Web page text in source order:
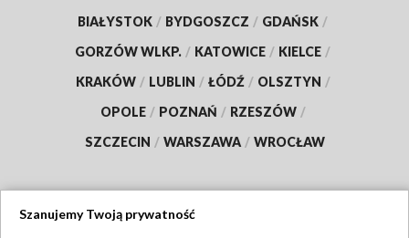
BIAŁYSTOK / BYDGOSZCZ / GDAŃSK /
GORZÓW WLKP. / KATOWICE / KIELCE /
KRAKÓW / LUBLIN / ŁÓDŹ / OLSZTYN /
OPOLE / POZNAŃ / RZESZÓW /
SZCZECIN / WARSZAWA / WROCŁAW
Szanujemy Twoją prywatność